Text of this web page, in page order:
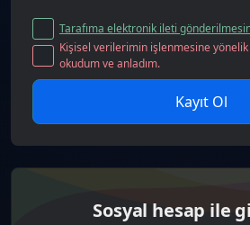
Tarafıma elektronik ileti
Kişisel verilerimin işlenmesine yönelik
okudum ve anladım.
Kayıt Ol
Sosyal hesap ile